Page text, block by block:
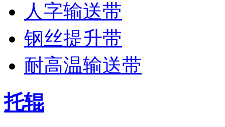
人字输送带
钢丝提升带
耐高温输送带
托辊